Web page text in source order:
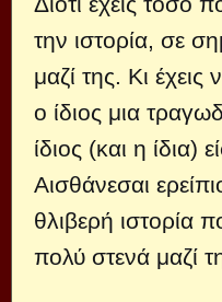
την ιστορία, σε
μαζί της. Κι έχεις
ο ίδιος μια
ίδιος (και η ίδια)
Αισθάνεσαι
θλιβερή ιστορία
πολύ στενά μαζί